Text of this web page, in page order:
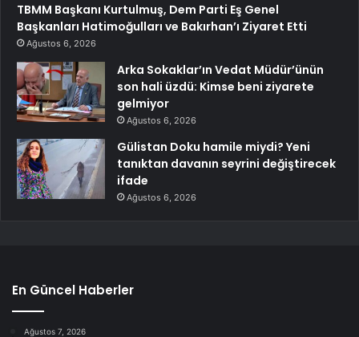
TBMM Başkanı Kurtulmuş, Dem Parti Eş Genel
Başkanları Hatimoğulları ve Bakırhan’ı Ziyaret Etti
Ağustos 6, 2026
Arka Sokaklar’ın Vedat Müdür’ünün
son hali üzdü: Kimse beni ziyarete
gelmiyor
Ağustos 6, 2026
Gülistan Doku hamile miydi? Yeni
tanıktan davanın seyrini değiştirecek
ifade
Ağustos 6, 2026
En Güncel Haberler
Ağustos 7, 2026